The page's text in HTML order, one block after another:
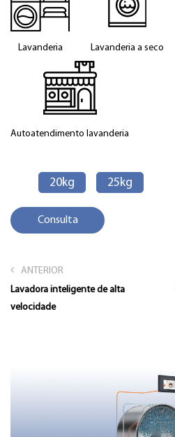
Lavanderia Lavanderia a seco
Autoatendimento lavanderia
20kg 25kg
Consulta
ANTERIOR
Lavadora inteligente de alta
velocidade